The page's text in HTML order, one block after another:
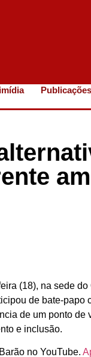
Publicações
(18), na sede
de bate-papo
de um ponto de
e inclusão.
no YouTube.